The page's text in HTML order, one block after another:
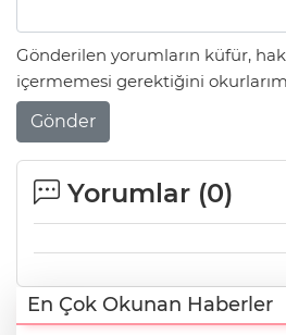
Gönderilen yorumların küfür,
içermemesi gerektiğini
Gönder
Yorumlar (0)
En Çok Okunan Haberler